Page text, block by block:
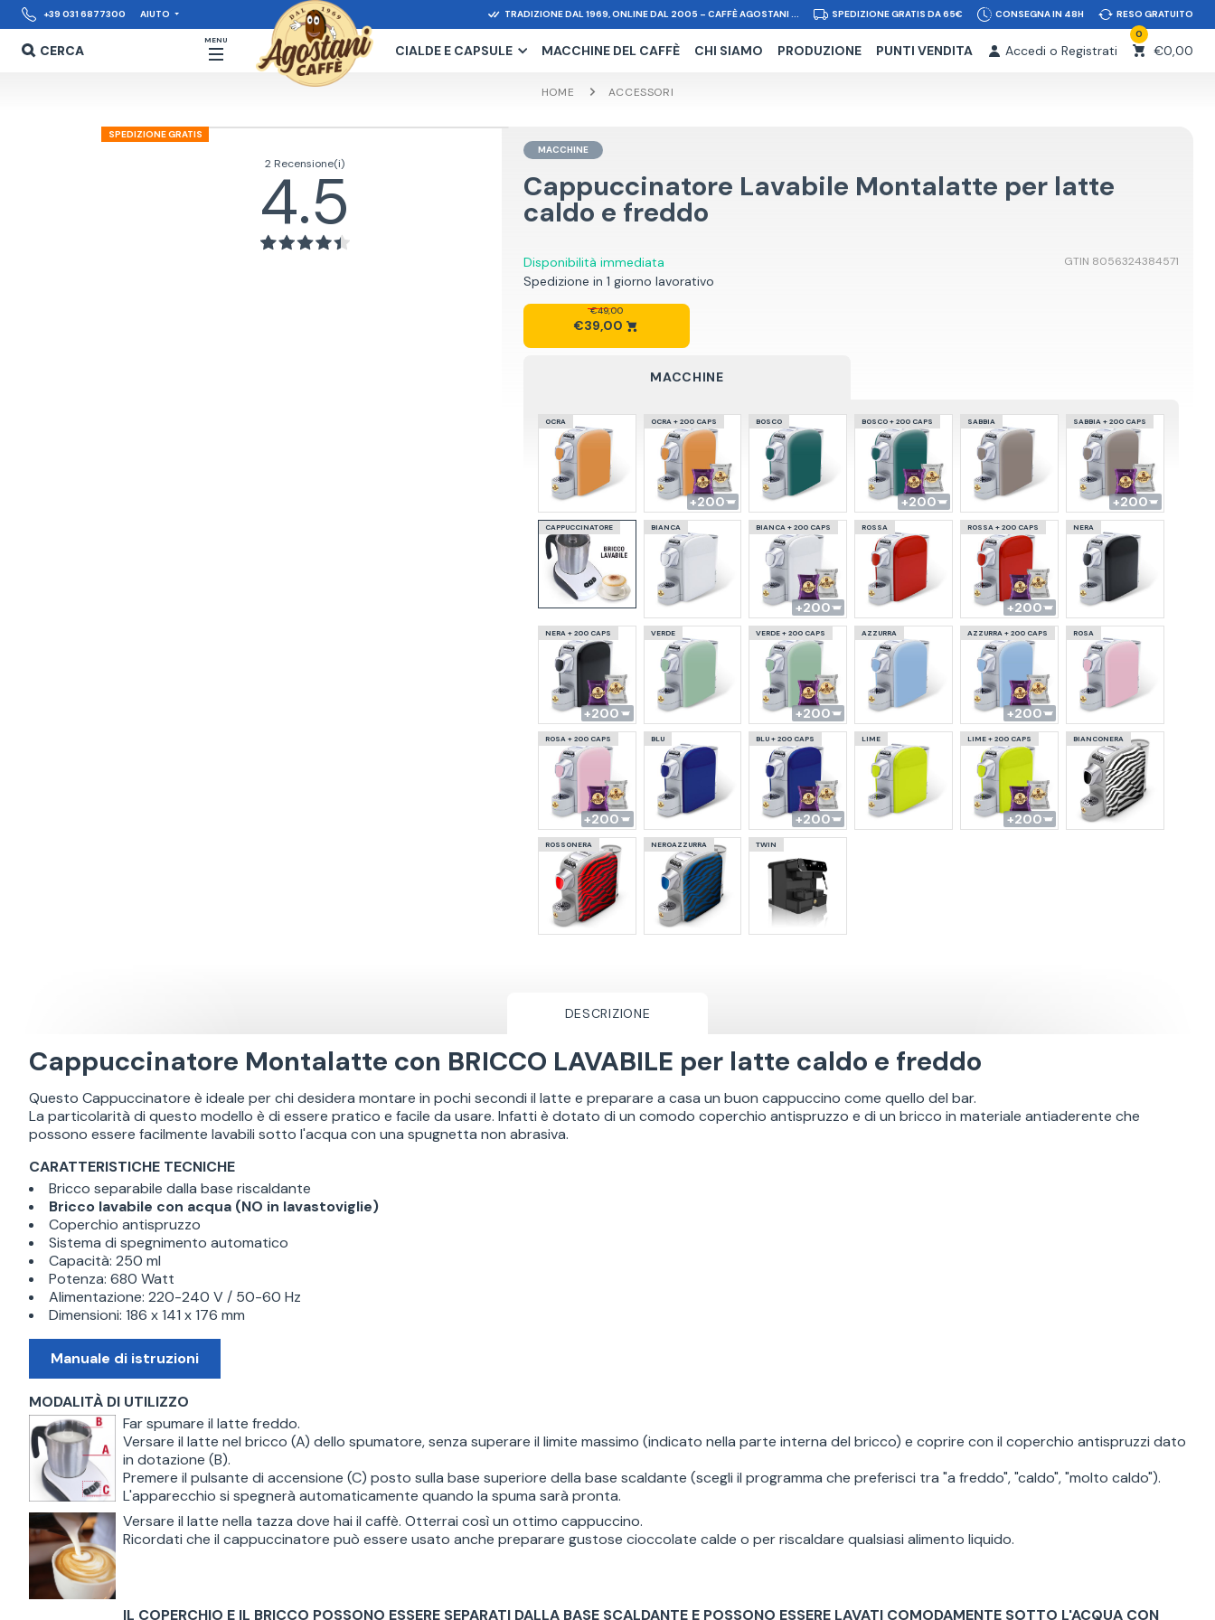
+39 031 6877300 AIUTO TRADIZIONE DAL 1969, ONLINE DAL 2005 – CAFFÈ AGOSTANI ... SPEDIZIONE GRATIS DA 65€ CONSEGNA IN 48H RESO GRATUITO
CERCA
MENU
CIALDE E CAPSULE MACCHINE DEL CAFFÈ CHI SIAMO PRODUZIONE PUNTI VENDITA Accedi o Registrati
0
€0,00
HOME ACCESSORI
SPEDIZIONE GRATIS
2 Recensione(i)
4.5
MACCHINE
Cappuccinatore Lavabile Montalatte per latte
caldo e freddo
Disponibilità immediata GTIN 8056324384571
Spedizione in 1 giorno lavorativo
€49,00
€39,00
MACCHINE
OCRA OCRA + 200 CAPS
200
BOSCO BOSCO + 200 CAPS
200
SABBIA SABBIA + 200 CAPS
200
CAPPUCCINATORE BIANCA BIANCA + 200 CAPS
200
ROSSA ROSSA + 200 CAPS
200
NERA
NERA + 200 CAPS
200
VERDE VERDE + 200 CAPS
200
AZZURRA AZZURRA + 200 CAPS
200
ROSA
ROSA + 200 CAPS
200
BLU BLU + 200 CAPS
200
LIME LIME + 200 CAPS
200
BIANCONERA
ROSSONERA NEROAZZURRA TWIN
DESCRIZIONE
Cappuccinatore Montalatte con BRICCO LAVABILE per latte caldo e freddo
Questo Cappuccinatore è ideale per chi desidera montare in pochi secondi il latte e preparare a casa un buon cappuccino come quello del bar.
La particolarità di questo modello è di essere pratico e facile da usare. Infatti è dotato di un comodo coperchio antispruzzo e di un bricco in materiale antiaderente che
possono essere facilmente lavabili sotto l'acqua con una spugnetta non abrasiva.
CARATTERISTICHE TECNICHE
Bricco separabile dalla base riscaldante
Bricco lavabile con acqua (NO in lavastoviglie)
Coperchio antispruzzo
Sistema di spegnimento automatico
Capacità: 250 ml
Potenza: 680 Watt
Alimentazione: 220-240 V / 50-60 Hz
Dimensioni: 186 x 141 x 176 mm
Manuale di istruzioni
MODALITÀ DI UTILIZZO
Far spumare il latte freddo.
Versare il latte nel bricco (A) dello spumatore, senza superare il limite massimo (indicato nella parte interna del bricco) e coprire con il coperchio antispruzzi dato
in dotazione (B).
Premere il pulsante di accensione (C) posto sulla base superiore della base scaldante (scegli il programma che preferisci tra "a freddo", "caldo", "molto caldo").
L'apparecchio si spegnerà automaticamente quando la spuma sarà pronta.
Versare il latte nella tazza dove hai il caffè. Otterrai così un ottimo cappuccino.
Ricordati che il cappuccinatore può essere usato anche preparare gustose cioccolate calde o per riscaldare qualsiasi alimento liquido.
IL COPERCHIO E IL BRICCO POSSONO ESSERE SEPARATI DALLA BASE SCALDANTE E POSSONO ESSERE LAVATI COMODAMENTE SOTTO L'ACQUA CON